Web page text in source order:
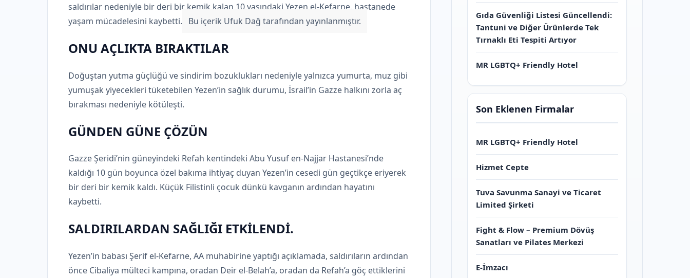
saldırılar nedeniyle bir deri bir kemik kalan 10 yaşındaki Yezen el-Kefarne, hastanede
yaşam mücadelesini kaybetti.
Bu içerik Ufuk Dağ tarafından yayınlanmıştır.
ONU AÇLIKTA BIRAKTILAR
Doğuştan yutma güçlüğü ve sindirim bozuklukları nedeniyle yalnızca yumurta, muz gibi
yumuşak yiyecekleri tüketebilen Yezen’in sağlık durumu, İsrail’in Gazze halkını zorla aç
bırakması nedeniyle kötüleşti.
GÜNDEN GÜNE ÇÖZÜN
Gazze Şeridi’nin güneyindeki Refah kentindeki Abu Yusuf en-Najjar Hastanesi’nde
kaldığı 10 gün boyunca özel bakıma ihtiyaç duyan Yezen’in cesedi gün geçtikçe eriyerek
bir deri bir kemik kaldı. Küçük Filistinli çocuk dünkü kavganın ardından hayatını
kaybetti.
SALDIRILARDAN SAĞLIĞI ETKİLENDİ.
Yezen’in babası Şerif el-Kefarne, AA muhabirine yaptığı açıklamada, saldırıların ardından
önce Cibaliya mülteci kampına, oradan Deir el-Belah’a, oradan da Refah’a göç ettiklerini
Gıda Güvenliği Listesi Güncellendi:
Tantuni ve Diğer Ürünlerde Tek
Tırnaklı Eti Tespiti Artıyor
MR LGBTQ+ Friendly Hotel
Son Eklenen Firmalar
MR LGBTQ+ Friendly Hotel
Hizmet Cepte
Tuva Savunma Sanayi ve Ticaret
Limited Şirketi
Fight & Flow – Premium Dövüş
Sanatları ve Pilates Merkezi
E-İmzacı